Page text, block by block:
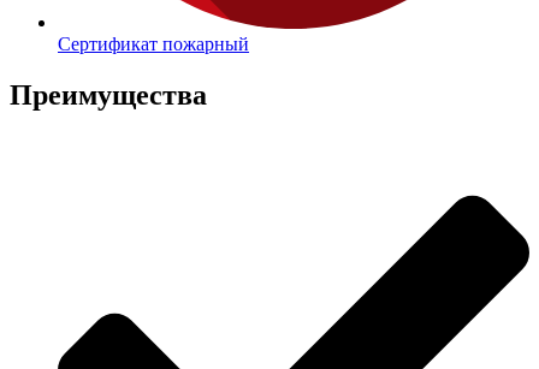
Сертификат пожарный
Преимущества